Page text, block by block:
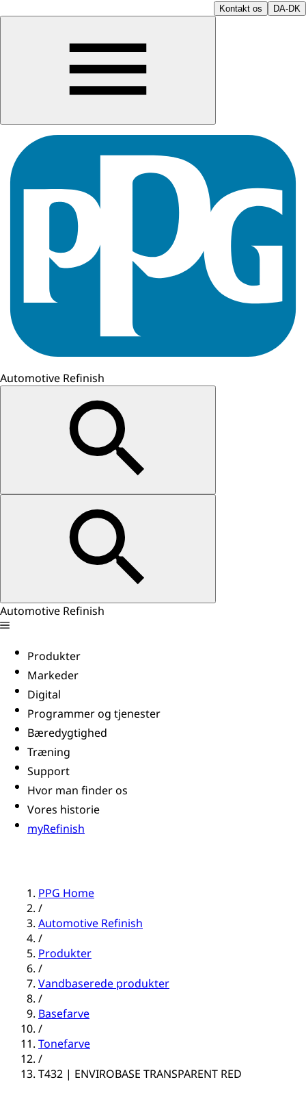
Kontakt os DA-DK
Automotive Refinish
Automotive Refinish
Produkter
Markeder
Digital
Programmer og tjenester
Bæredygtighed
Træning
Support
Hvor man finder os
Vores historie
myRefinish
PPG Home
/
Automotive Refinish
/
Produkter
/
Vandbaserede produkter
/
Basefarve
/
Tonefarve
/
T432 | ENVIROBASE TRANSPARENT RED